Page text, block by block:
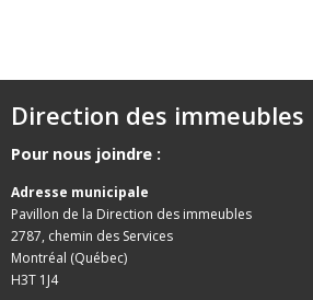
Direction des immeubles
Pour nous joindre :
Adresse municipale
Pavillon de la Direction des immeubles
2787, chemin des Services
Montréal (Québec)
H3T 1J4